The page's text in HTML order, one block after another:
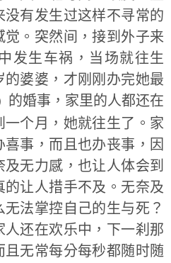
有发生过这样不寻常的
。突然间，接到外子来
发生车祸，当场就往生
婆婆，才刚刚办完她最
的婚事，家里的人都还在
个月，她就往生了。家
事，而且也办丧事，因
无力感，也让人体会到
让人措手不及。无奈及
法掌控自己的生与死？
还在欢乐中，下一刹那
无常每分每秒都随时随